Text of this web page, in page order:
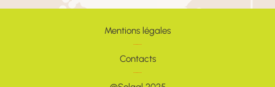
Mentions légales
Contacts